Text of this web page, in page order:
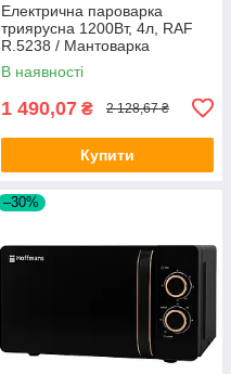
Електрична пароварка
триярусна 1200Вт, 4л, RAF
R.5238 / Мантоварка
електрична /
Електропароварка
В наявності
1 490,07 ₴ 2 128,67 ₴
Купити
–30%